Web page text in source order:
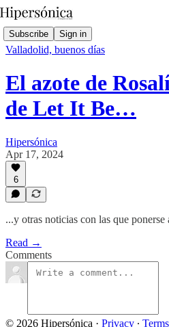
Subscribe Sign in
Valladolid, buenos días
El azote de
de Let It Be…
Hipersónica
Apr 17, 2024
6
...y otras noticias con las que ponerse
Read →
Comments
© 2026 Hipersónica · Privacy ∙ Terms